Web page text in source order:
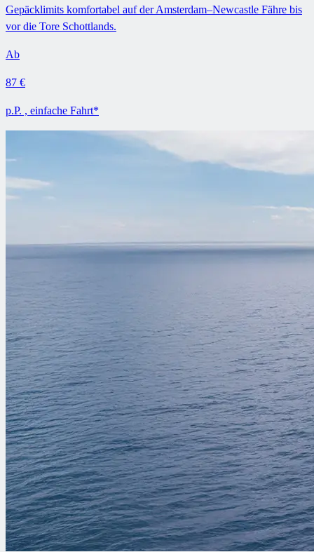
Gepäcklimits komfortabel auf der Amsterdam–Newcastle Fähre bis
vor die Tore Schottlands.
Ab
87 €
p.P. , einfache Fahrt*